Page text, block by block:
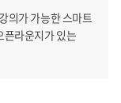
의가 가능한 스마트
픈라운지가 있는